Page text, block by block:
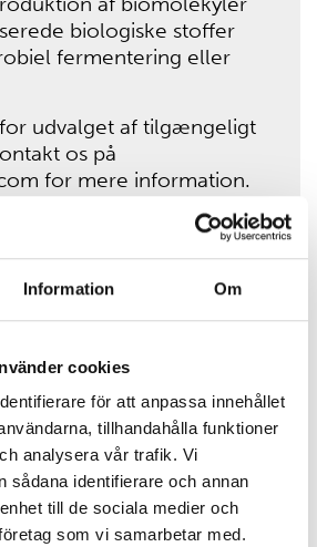
Information Om
cookies
för att anpassa innehållet
tillhandahålla funktioner
analysera vår trafik. Vi
sådana identifierare och annan
till de sociala medier och
som vi samarbetar med.
biologiske stoffer
fermentering eller
udvalget af tilgængeligt
os på
for mere information.
Bioreaktor